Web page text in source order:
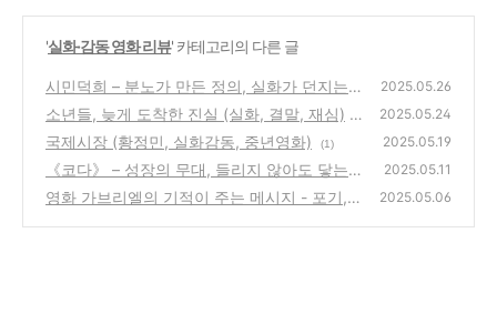
'실화·감동 영화 리뷰' 카테고리의 다른 글
시민덕희 – 분노가 만든 정의, 실화가 던지는
묵직한 울림
(0)
2025.05.26
소년들, 늦게 도착한 진실 (실화, 결말, 재심)
(0)
2025.05.24
국제시장 (황정민, 실화감동, 중년영화) (1) 2025.05.19
《코다》 – 성장의 무대, 들리지 않아도 닿는
마음, 선택의 순간
(0)
2025.05.11
영화 가브리엘의 기적이 주는 메시지 - 포기,
2025.05.06